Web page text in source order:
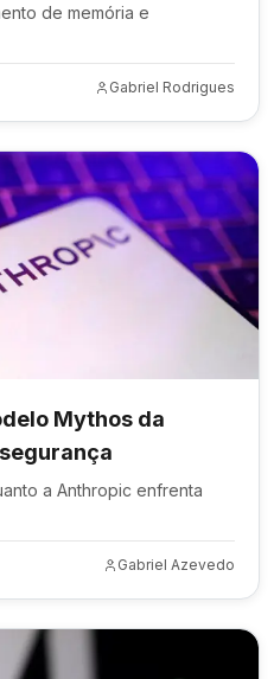
de memória e
Gabriel Rodrigues
Mythos da
a Anthropic enfrenta
Gabriel Azevedo